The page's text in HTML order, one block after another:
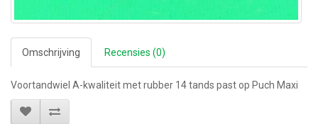
Omschrijving Recensies (0)
Voortandwiel A-kwaliteit met rubber 14 tands past op Puch Maxi